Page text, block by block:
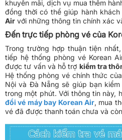
khuyến mãi, dịch vụ mua thêm
đồng thời có thể giúp hành khách
Air với những thông tin chính xác
Đến trực tiếp phòng vé của
Trong trường hợp thuận tiện
tiếp hệ thống phòng vé Korean
được tư vấn và hỗ trợ kiểm tra
Hệ thống phòng vé chính thức
Nội và Đà Nẵng sẽ giúp bạn
trong một phút. Với thông tin này,
đổi vé máy bay Korean Air, mua
vé đã được thanh toán chưa và